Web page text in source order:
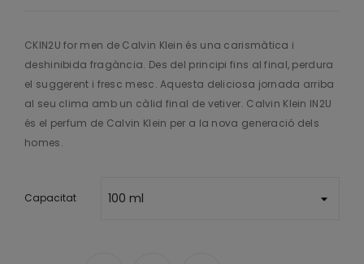
CKIN2U for men de Calvin Klein és una carismàtica i
deshinibida fragància. Des del principi fins al final, perdura
el suggerent i fresc mesc. Aquesta deliciosa jornada arriba
al seu clima amb un càlid final de vetiver. Calvin Klein IN2U
és el perfum de Calvin Klein per a la nova generació dels
homes.
Capacitat